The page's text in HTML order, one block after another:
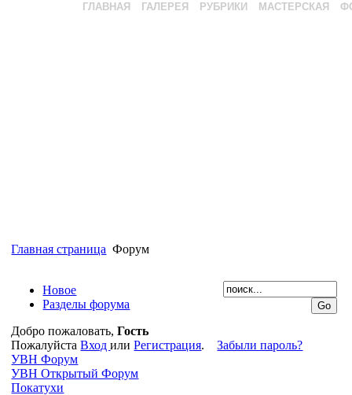
ГЛАВНАЯ ГАЛЕРЕЯ РУБРИКИ МАСТЕРСКАЯ
Главная страница Форум
Новое
Разделы форума
Добро пожаловать,Гость
ПожалуйстаВходилиРегистрация.Забыли пароль?
УВН Форум
УВН Открытый Форум
Покатухи